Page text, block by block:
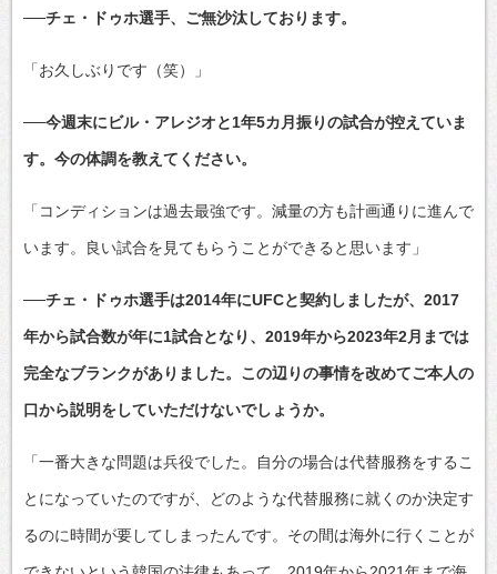
──チェ・ドゥホ選手、ご無沙汰しております。
「お久しぶりです（笑）」
──今週末にビル・アレジオと1年5カ月振りの試合が控えていま
す。今の体調を教えてください。
「コンディションは過去最強です。減量の方も計画通りに進んで
います。良い試合を見てもらうことができると思います」
──チェ・ドゥホ選手は2014年にUFCと契約しましたが、2017
年から試合数が年に1試合となり、2019年から2023年2月までは
完全なブランクがありました。この辺りの事情を改めてご本人の
口から説明をしていただけないでしょうか。
「一番大きな問題は兵役でした。自分の場合は代替服務をするこ
とになっていたのですが、どのような代替服務に就くのか決定す
るのに時間が要してしまったんです。その間は海外に行くことが